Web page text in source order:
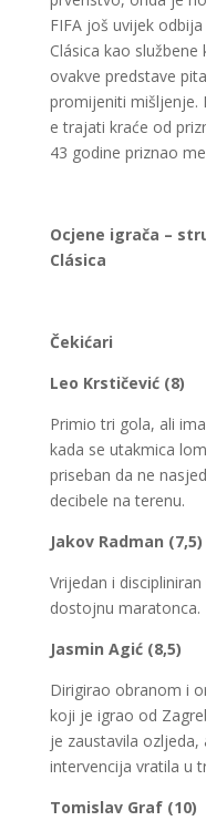
FIFA još uvijek
Clásica kao
ovakve predstave
promijeniti mišljenje.
e trajati kraće od
43 godine priznao
Ocjene igrača –
Clásica
Čekićari
Leo Krstičević (8)
Primio tri gola, ali
kada se utakmica
priseban da ne
decibele na terenu.
Jakov Radman (7,5)
Vrijedan i
dostojnu maratonca.
Jasmin Agić (8,5)
Dirigirao obranom i
koji je igrao od
je zaustavila ozljeda,
intervencija vratila u
Tomislav Graf (10)